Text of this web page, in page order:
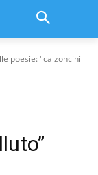
poesie: "calzoncini